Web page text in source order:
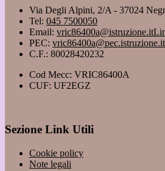
Via Degli Alpini, 2/A - 37024
Tel: 045 7500050
Email: vric86400a@istruzione.it
PEC: vric86400a@pec.istruzione.it
C.F.: 80028420232
Cod Mecc: VRIC86400A
CUF: UF2EGZ
Sezione Link Utili
Cookie policy
Note legali